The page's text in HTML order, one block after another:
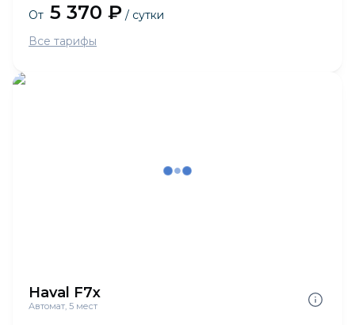
От 5 370 ₽ / сутки
Все тарифы
Haval F7x
Автомат, 5 мест